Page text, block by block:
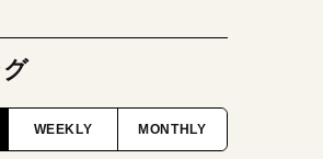
WEEKLY MONTHLY